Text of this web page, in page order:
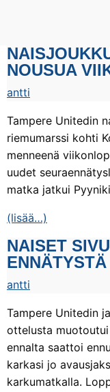
NOUSUA
antti
Tampere Unitedin
riemumarssi kohti
menneenä
uudet
matka jatkui
(lisää…)
NAISET
antti
Tampere Unitedin
ottelusta muotoutui
ennalta saattoi
karkasi jo
karkumatkalla.